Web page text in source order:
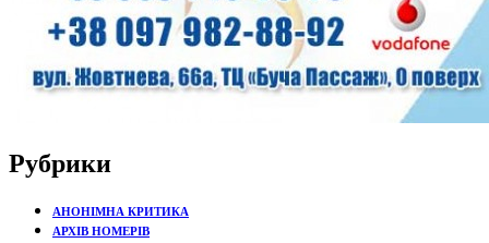
Рубрики
АНОНІМНА КРИТИКА
АРХІВ НОМЕРІВ